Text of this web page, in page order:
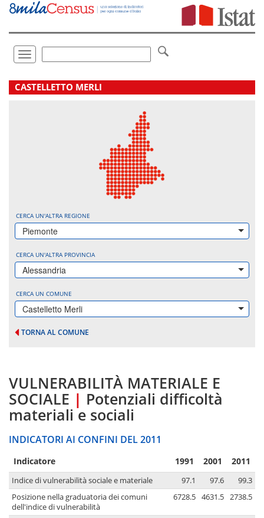
Vai
direttamente
Toggle
navigation
.
CASTELLETTO MERLI
CERCA UN'ALTRA REGIONE
Piemonte
CERCA UN'ALTRA PROVINCIA
Alessandria
CERCA UN COMUNE
Castelletto Merli
TORNA AL COMUNE
VULNERABILITÀ MATERIALE E
SOCIALE | Potenziali difficoltà
materiali e sociali
INDICATORI AI CONFINI DEL 2011
Indicatore 1991 2001 2011
Indice di vulnerabilità sociale e materiale 97.1 97.6
99.3
Posizione nella graduatoria dei comuni
dell'indice di vulnerabilità
6728.5 4631.5 2738.5